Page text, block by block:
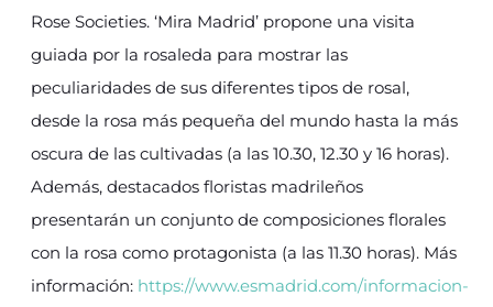
Rose Societies. ‘Mira Madrid’ propone una visita
guiada por la rosaleda para mostrar las
peculiaridades de sus diferentes tipos de rosal,
desde la rosa más pequeña del mundo hasta la más
oscura de las cultivadas (a las 10.30, 12.30 y 16 horas).
Además, destacados floristas madrileños
presentarán un conjunto de composiciones florales
con la rosa como protagonista (a las 11.30 horas). Más
información: https://www.esmadrid.com/informacion-